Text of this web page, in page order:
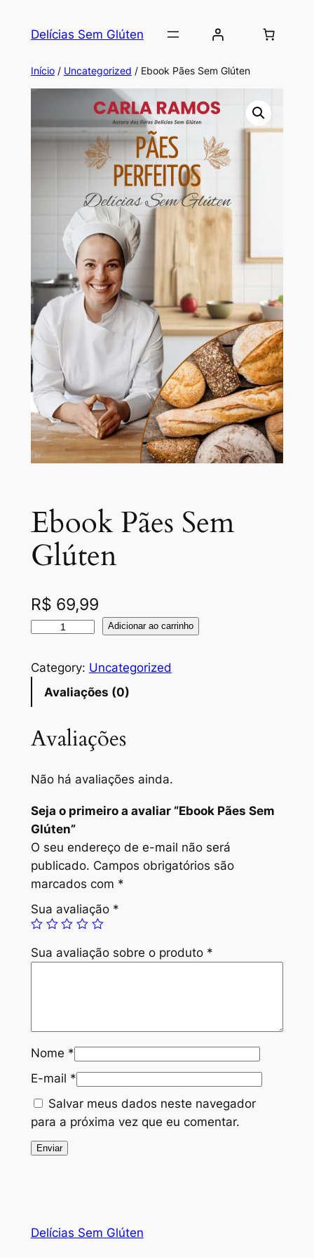
Delícias Sem Glúten
Início/ Uncategorized / Ebook Pães Sem Glúten
Ebook Pães Sem
Glúten
R$ 69,99
Adicionar ao carrinho
Category: Uncategorized
Avaliações (0)
Avaliações
Não há avaliações ainda.
Seja o primeiro a avaliar “Ebook Pães Sem
Glúten”
O seu endereço de e-mail não será
publicado. Campos obrigatórios são
marcados com *
Sua avaliação *
Sua avaliação sobre o produto *
Nome *
E-mail *
Salvar meus dados neste navegador
para a próxima vez que eu comentar.
Delícias Sem Glúten